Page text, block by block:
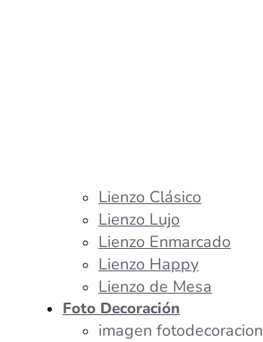
Lienzo Clásico
Lienzo Lujo
Lienzo Enmarcado
Lienzo Happy
Lienzo de Mesa
Foto Decoración
imagen fotodecoracion